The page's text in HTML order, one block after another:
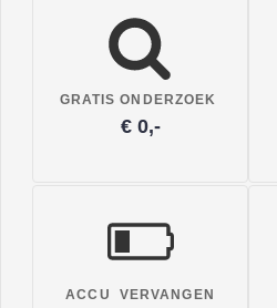
GRATIS ONDERZOEK
€ 0,-
ACCU VERVANGEN